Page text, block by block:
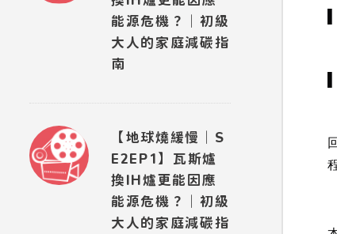
能源危機？｜初級
大人的家庭減碳指
南
【地球燒緩慢｜S
E2EP1】瓦斯爐
換IH爐更能因應
能源危機？｜初級
大人的家庭減碳指